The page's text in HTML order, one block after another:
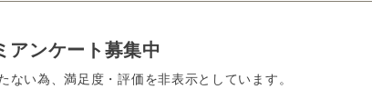
アンケート募集中
ない為、満足度・評価を非表示としています。